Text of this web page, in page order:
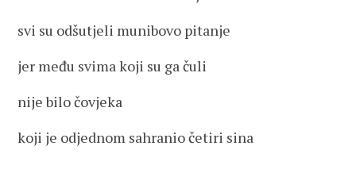
svi su odšutjeli munibovo pitanje
jer među svima koji su ga čuli
nije bilo čovjeka
koji je odjednom sahranio četiri sina